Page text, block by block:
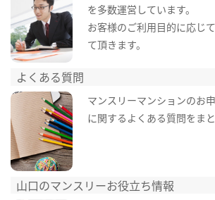
を多数運営しています。
お客様のご利用目的に応じ
て頂きます。
よくある質問
マンスリーマンションのお
に関するよくある質問をまと
山口のマンスリーお役立ち情報